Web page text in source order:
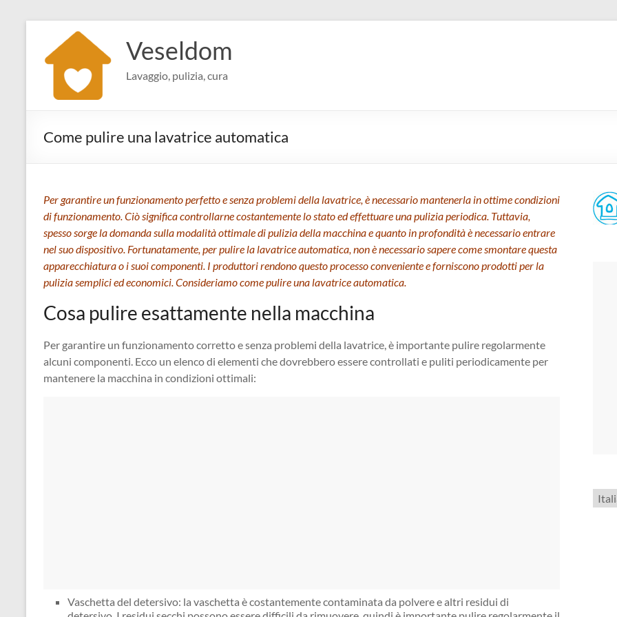
contenuto
Veseldom
Lavaggio, pulizia, cura
Come pulire una lavatrice automatica
Per garantire un funzionamento perfetto e senza problemi della lavatrice, è necessario mantenerla in ottime condizioni
di funzionamento. Ciò significa controllarne costantemente lo stato ed effettuare una pulizia periodica. Tuttavia,
spesso sorge la domanda sulla modalità ottimale di pulizia della macchina e quanto in profondità è necessario entrare
nel suo dispositivo. Fortunatamente, per pulire la lavatrice automatica, non è necessario sapere come smontare questa
apparecchiatura o i suoi componenti. I produttori rendono questo processo conveniente e forniscono prodotti per la
pulizia semplici ed economici. Consideriamo come pulire una lavatrice automatica.
Cosa pulire esattamente nella macchina
Per garantire un funzionamento corretto e senza problemi della lavatrice, è importante pulire regolarmente
alcuni componenti. Ecco un elenco di elementi che dovrebbero essere controllati e puliti periodicamente per
mantenere la macchina in condizioni ottimali:
Vaschetta del detersivo: la vaschetta è costantemente contaminata da polvere e altri residui di
una